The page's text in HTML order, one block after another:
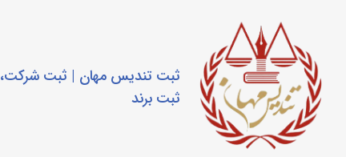
ثبت تندیس مهان | ثبت شرکت،
ثبت برند